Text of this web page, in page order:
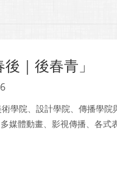
｜後春青」
學院、設計學院、傳播學院
媒體動畫、影視傳播、各式